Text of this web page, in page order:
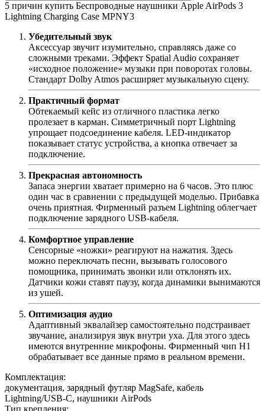
5 причин купить Беспроводные наушники Apple AirPods 3
Lightning Charging Case MPNY3
Убедительный звук
Аксессуар звучит изумительно, справляясь даже со
сложными треками. Эффект Spatial Audio сохраняет
«исходное положение» музыки при поворотах головы.
Стандарт Dolby Atmos расширяет музыкальную сцену.
Практичный формат
Обтекаемый кейс из отличного пластика легко
пролезает в карман. Симметричный порт Lightning
упрощает подсоединение кабеля. LED-индикатор
показывает статус устройства, а кнопка отвечает за
подключение.
Прекрасная автономность
Запаса энергии хватает примерно на 6 часов. Это плюс
один час в сравнении с предыдущей моделью. Прибавка
очень приятная. Фирменный разъем Lightning облегчает
подключение зарядного USB-кабеля.
Комфортное управление
Сенсорные «ножки» реагируют на нажатия. Здесь
можно переключать песни, вызывать голосового
помощника, принимать звонки или отклонять их.
Датчики кожи ставят паузу, когда динамики вынимаются
из ушей.
Оптимизация аудио
Адаптивный эквалайзер самостоятельно подстраивает
звучание, анализируя звук внутри уха. Для этого здесь
имеются внутренние микрофоны. Фирменный чип H1
обрабатывает все данные прямо в реальном времени.
Комплектация:
документация, зарядный футляр MagSafe, кабель
Lightning/USB‑С, наушники AirPods